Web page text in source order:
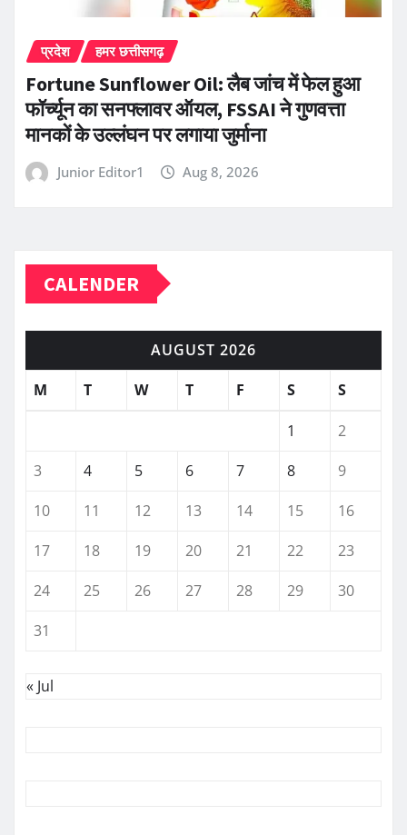
प्रदेश हमर छत्तीसगढ़
Fortune Sunflower Oil: लैब जांच में फेल हुआ
फॉर्च्यून का सनफ्लावर ऑयल, FSSAI ने गुणवत्ता
मानकों के उल्लंघन पर लगाया जुर्माना
Junior Editor1 Aug 8, 2026
CALENDER
AUGUST 2026
M
T W T F S S
1
2
3
4 5 6 7 8
9
10
11 12 13 14 15
16
17
18 19 20 21 22
23
24
25 26 27 28 29
30
31
« Jul